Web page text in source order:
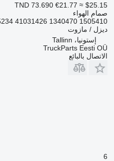
TND 73.690 €21.77 ≈ $25.15
صمام الهواء
41031426 1340470 1505410...
ديزل / مازوت
إستونيا، Tallinn
TruckParts Eesti OÜ
الاتصال بالبائع
6